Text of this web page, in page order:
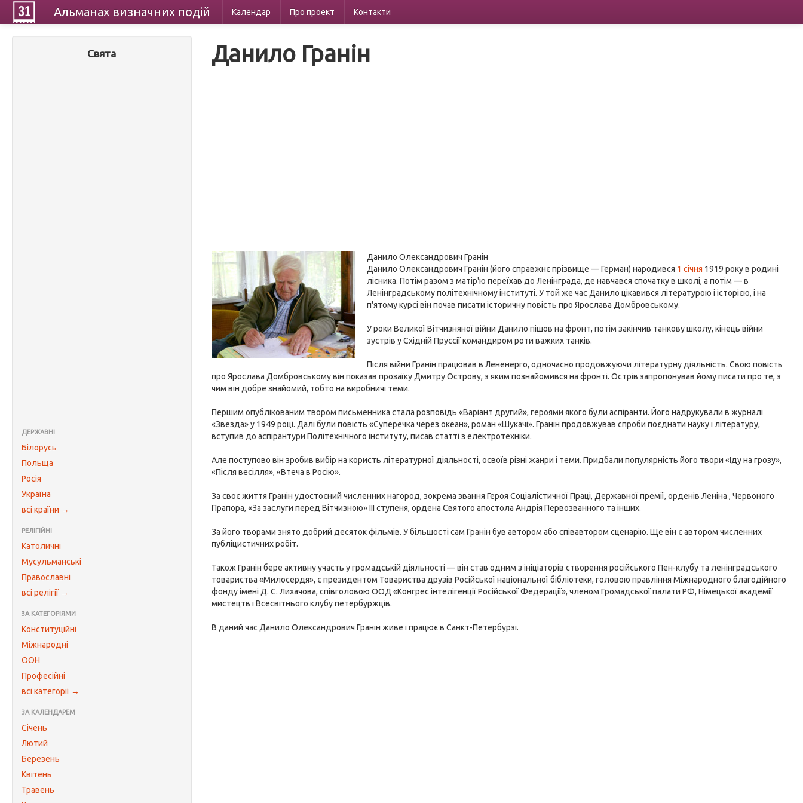
Альманах визначних подій Календар Про проект Контакти
Свята
ДЕРЖАВНІ
Білорусь
Польща
Росія
Україна
всі країни →
РЕЛІГІЙНІ
Католичні
Мусульманські
Православні
всі релігії →
ЗА КАТЕГОРІЯМИ
Конституційні
Міжнародні
ООН
Професійні
всі категорії →
ЗА КАЛЕНДАРЕМ
Січень
Лютий
Березень
Квітень
Травень
Данило Гранін
Данило Олександрович Гранін
Данило Олександрович Гранін (його справжнє прізвище — Герман) народився 1 січня 1919 року в родині
лісника. Потім разом з матір'ю переїхав до Ленінграда, де навчався спочатку в школі, а потім — в
Ленінградському політехнічному інституті. У той же час Данило цікавився літературою і історією, і на
п'ятому курсі він почав писати історичну повість про Ярослава Домбровському.
У роки Великої Вітчизняної війни Данило пішов на фронт, потім закінчив танкову школу, кінець війни
зустрів у Східній Пруссії командиром роти важких танків.
Після війни Гранін працював в Лененерго, одночасно продовжуючи літературну діяльність. Свою повість
про Ярослава Домбровському він показав прозаїку Дмитру Острову, з яким познайомився на фронті. Острів запропонував йому писати про те, з
чим він добре знайомий, тобто на виробничі теми.
Першим опублікованим твором письменника стала розповідь «Варіант другий», героями якого були аспіранти. Його надрукували в журналі
«Звезда» у 1949 році. Далі були повість «Суперечка через океан», роман «Шукачі». Гранін продовжував спроби поєднати науку і літературу,
вступив до аспірантури Політехнічного інституту, писав статті з електротехніки.
Але поступово він зробив вибір на користь літературної діяльності, освоїв різні жанри і теми. Придбали популярність його твори «Іду на грозу»,
«Після весілля», «Втеча в Росію».
За своє життя Гранін удостоєний численних нагород, зокрема звання Героя Соціалістичної Праці, Державної премії, орденів Леніна , Червоного
Прапора, «За заслуги перед Вітчизною» III ступеня, ордена Святого апостола Андрія Первозванного та інших.
За його творами знято добрий десяток фільмів. У більшості сам Гранін був автором або співавтором сценарію. Ще він є автором численних
публіцистичних робіт.
Також Гранін бере активну участь у громадській діяльності — він став одним з ініціаторів створення російського Пен-клубу та ленінградського
товариства «Милосердя», є президентом Товариства друзів Російської національної бібліотеки, головою правління Міжнародного благодійного
фонду імені Д. С. Лихачова, співголовою ООД «Конгрес інтелігенції Російської Федерації», членом Громадської палати РФ, Німецької академії
мистецтв і Всесвітнього клубу петербуржців.
В даний час Данило Олександрович Гранін живе і працює в Санкт-Петербурзі.